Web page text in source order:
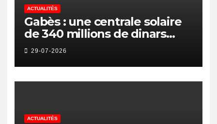
ACTUALITÉS
Gabès : une centrale solaire
de 340 millions de dinars
pour renforcer la transition
énergétique et créer 400
emplois
29-07-2026
ACTUALITÉS